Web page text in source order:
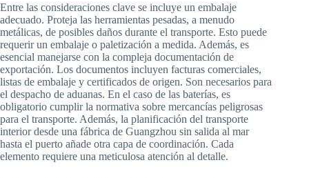
Entre las consideraciones clave se incluye un embalaje
adecuado. Proteja las herramientas pesadas, a menudo
metálicas, de posibles daños durante el transporte. Esto puede
requerir un embalaje o paletización a medida. Además, es
esencial manejarse con la compleja documentación de
exportación. Los documentos incluyen facturas comerciales,
listas de embalaje y certificados de origen. Son necesarios para
el despacho de aduanas. En el caso de las baterías, es
obligatorio cumplir la normativa sobre mercancías peligrosas
para el transporte. Además, la planificación del transporte
interior desde una fábrica de Guangzhou sin salida al mar
hasta el puerto añade otra capa de coordinación. Cada
elemento requiere una meticulosa atención al detalle.